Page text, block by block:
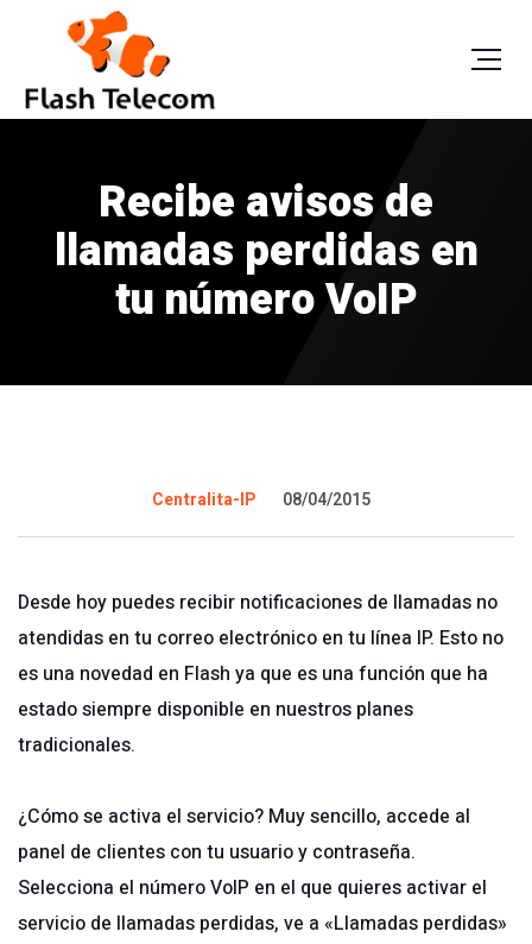
Recibe avisos de
llamadas perdidas en
tu número VoIP
Centralita-IP 08/04/2015
Desde hoy puedes recibir notificaciones de llamadas no
atendidas en tu correo electrónico en tu línea IP. Esto no
es una novedad en Flash ya que es una función que ha
estado siempre disponible en nuestros planes
tradicionales.
¿Cómo se activa el servicio? Muy sencillo, accede al
panel de clientes con tu usuario y contraseña.
Selecciona el número VoIP en el que quieres activar el
servicio de llamadas perdidas, ve a «Llamadas perdidas»